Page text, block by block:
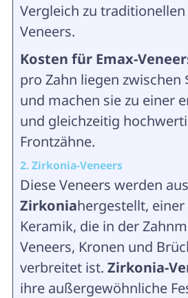
Vergleich zu traditionellen
Veneers.
Kosten für Emax-
pro Zahn liegen zwischen
und machen sie zu einer
und gleichzeitig
Frontzähne.
2. Zirkonia-Veneers
Diese Veneers werden aus
Zirkoniahergestellt,
Keramik, die in der
Veneers, Kronen und
verbreitet ist. Zirkonia-
ihre außergewöhnliche